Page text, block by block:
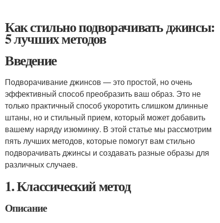
Как стильно подворачивать джинсы:
5 лучших методов
Введение
Подворачивание джинсов — это простой, но очень
эффективный способ преобразить ваш образ. Это не
только практичный способ укоротить слишком длинные
штаны, но и стильный прием, который может добавить
вашему наряду изюминку. В этой статье мы рассмотрим
пять лучших методов, которые помогут вам стильно
подворачивать джинсы и создавать разные образы для
различных случаев.
1. Классический метод
Описание